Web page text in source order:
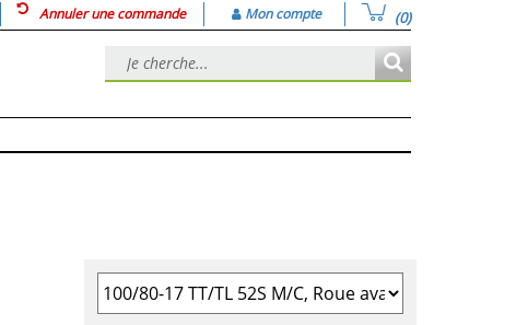
Annuler une commande Mon compte (0)
Sélectionner la taille du pneu